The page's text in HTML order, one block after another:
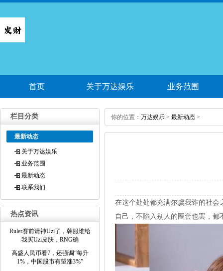
首页 关于万达娱乐 业务范围
栏目分类
最新动态
关于万达娱乐
业务范围
最新动态
联系我们
热点资讯
Ruler赛前请神Uzi了，韩服谁给
我买Uzi皮肤，RNG确
高盛人民币看7，还强调“每升
1%，中国股市有望涨3%”
你的位置： 万达娱乐 > 最新动态 >
在这个处处都充满尔虞我诈的社
自己，不陷入别人的圈套也罢，